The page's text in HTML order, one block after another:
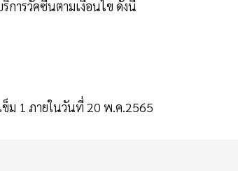
การวัคซีนตามเงื่อนไข ดังนี้
ม 1 ภายในวันที่ 20 พ.ค.2565